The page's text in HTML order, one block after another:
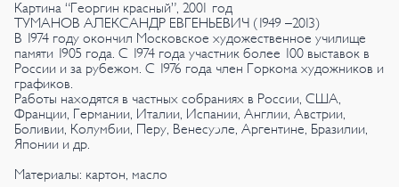
Картина “Георгин красный”, 2001 год
ТУМАНОВ АЛЕКСАНДР ЕВГЕНЬЕВИЧ (1949 –2013)
В 1974 году окончил Московское художественное училище
памяти 1905 года. С 1974 года участник более 100 выставок в
России и за рубежом. С 1976 года член Горкома художников и
графиков.
Работы находятся в частных собраниях в России, США,
Франции, Германии, Италии, Испании, Англии, Австрии,
Боливии, Колумбии, Перу, Венесуэле, Аргентине, Бразилии,
Японии и др.
Материалы: картон, масло